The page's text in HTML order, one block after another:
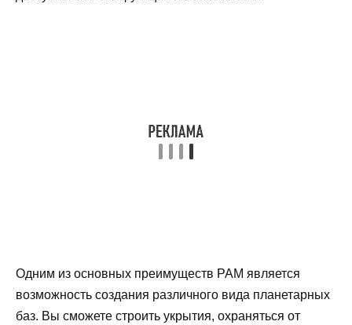
Одним из основных преимуществ PAM является
возможность создания различного вида планетарных
баз. Вы сможете строить укрытия, охраняться от